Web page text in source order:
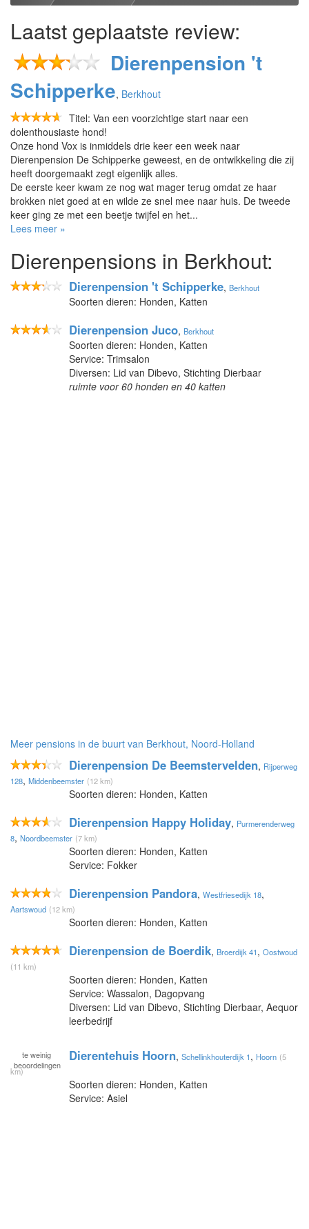
Laatst geplaatste review:
Dierenpension 't
Schipperke, Berkhout
Titel: Van een voorzichtige start naar een
dolenthousiaste hond!
Onze hond Vox is inmiddels drie keer een week naar
Dierenpension De Schipperke geweest, en de ontwikkeling die zij
heeft doorgemaakt zegt eigenlijk alles.
De eerste keer kwam ze nog wat mager terug omdat ze haar
brokken niet goed at en wilde ze snel mee naar huis. De tweede
keer ging ze met een beetje twijfel en het...
Lees meer »
Dierenpensions in Berkhout:
Dierenpension 't Schipperke, Berkhout
Soorten dieren: Honden, Katten
Dierenpension Juco, Berkhout
Soorten dieren: Honden, Katten
Service: Trimsalon
Diversen: Lid van Dibevo, Stichting Dierbaar
ruimte voor 60 honden en 40 katten
Meer pensions in de buurt van Berkhout, Noord-Holland
Dierenpension De Beemstervelden, Rijperweg
128, Middenbeemster (12 km)
Soorten dieren: Honden, Katten
Dierenpension Happy Holiday, Purmerenderweg
8, Noordbeemster (7 km)
Soorten dieren: Honden, Katten
Service: Fokker
Dierenpension Pandora, Westfriesedijk 18,
Aartswoud (12 km)
Soorten dieren: Honden, Katten
Dierenpension de Boerdik, Broerdijk 41, Oostwoud
(11 km)
Soorten dieren: Honden, Katten
Service: Wassalon, Dagopvang
Diversen: Lid van Dibevo, Stichting Dierbaar, Aequor
leerbedrijf
te weinig
beoordelingen
Dierentehuis Hoorn, Schellinkhouterdijk 1, Hoorn (5
km)
Soorten dieren: Honden, Katten
Service: Asiel